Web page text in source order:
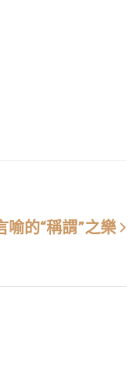
喻的“稱謂”之樂